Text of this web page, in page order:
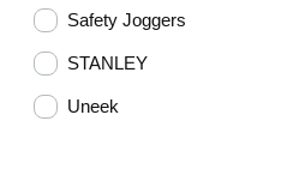
Safety Joggers
STANLEY
Uneek